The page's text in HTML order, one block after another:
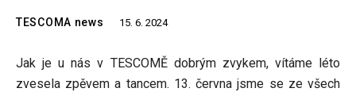
TESCOMA news 15. 6. 2024
Jak je u nás v TESCOMĚ dobrým zvykem, vítáme léto
zvesela zpěvem a tancem. 13. června jsme se ze všech